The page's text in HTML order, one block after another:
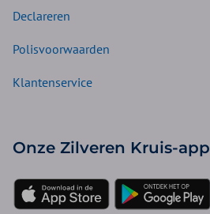
Declareren
Polisvoorwaarden
Klantenservice
Onze Zilveren Kruis-app